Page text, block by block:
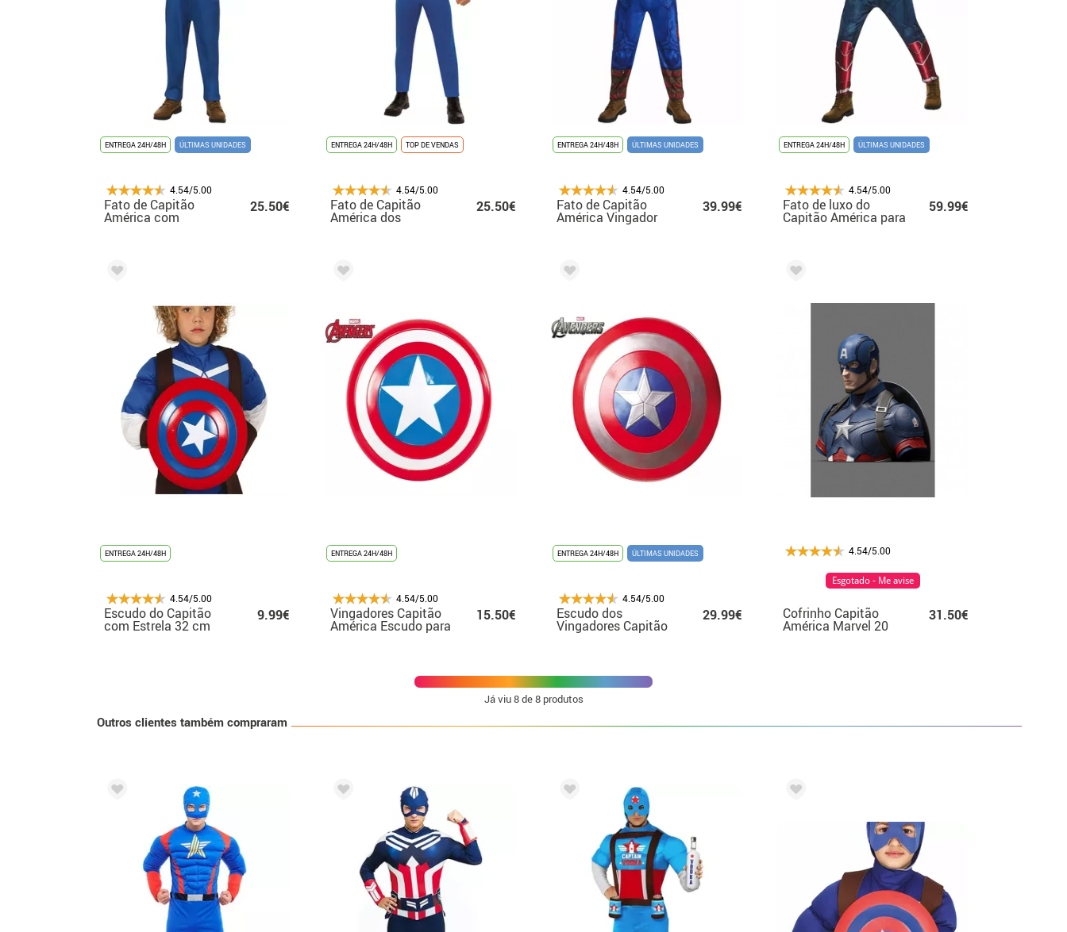
ENTREGA 24H/48H ÚLTIMAS UNIDADES
4.54/5.00
Fato de Capitão
América com
25.50€
ENTREGA 24H/48H TOP DE VENDAS
4.54/5.00
Fato de Capitão
América dos
25.50€
ENTREGA 24H/48H ÚLTIMAS UNIDADES
4.54/5.00
Fato de Capitão
América Vingador
para Homem
39.99€
ENTREGA 24H/48H ÚLTIMAS UNIDADES
4.54/5.00
Fato de luxo do
Capitão América para
homens
59.99€
ENTREGA 24H/48H
4.54/5.00
Escudo do Capitão
com Estrela 32 cm
9.99€
ENTREGA 24H/48H
4.54/5.00
Vingadores Capitão
América Escudo para
15.50€
ENTREGA 24H/48H ÚLTIMAS UNIDADES
4.54/5.00
Escudo dos
Vingadores Capitão
América 62 cm para
29.99€
4.54/5.00
Cofrinho Capitão
América Marvel 20
31.50€
Esgotado - Me avise
Já viu8de 8 produtos
Outros clientes também compraram